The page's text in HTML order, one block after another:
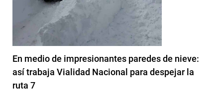
En medio de impresionantes paredes de nieve:
así trabaja Vialidad Nacional para despejar la
ruta 7